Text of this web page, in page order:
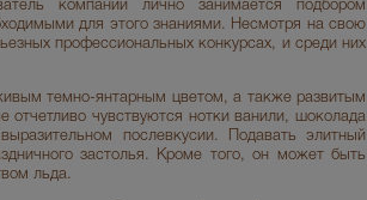
компании лично занимается подбором
для этого знаниями. Несмотря на свою
профессиональных конкурсах, и среди них
темно-янтарным цветом, а также развитым
чувствуются нотки ванили, шоколада
послевкусии. Подавать элитный
застолья. Кроме того, он может быть
льда.